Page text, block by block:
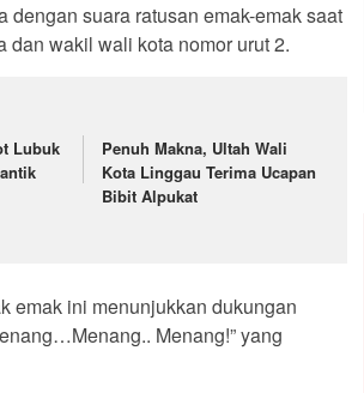
suara ratusan emak-emak saat
wakil wali kota nomor urut 2.
Lubuk
Penuh Makna, Ultah Wali
Kota Linggau Terima Ucapan
Bibit Alpukat
emak ini menunjukkan dukungan
Menang!” yang